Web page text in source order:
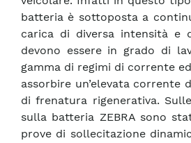
batteria è sottoposta a
carica di diversa intensità e
devono essere in grado di
gamma di regimi di corrente
assorbire un’elevata corrente
di frenatura rigenerativa.
sulla batteria ZEBRA sono
prove di sollecitazione